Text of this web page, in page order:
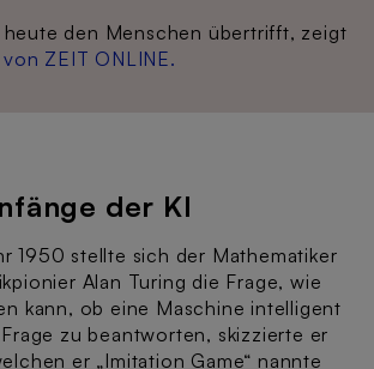
den Menschen übertrifft, zeigt
ZEIT ONLINE.
der KI
1950 stellte sich der Mathematiker
Alan Turing die Frage, wie
kann, ob eine Maschine intelligent
zu beantworten, skizzierte er
er „Imitation Game“ nannte